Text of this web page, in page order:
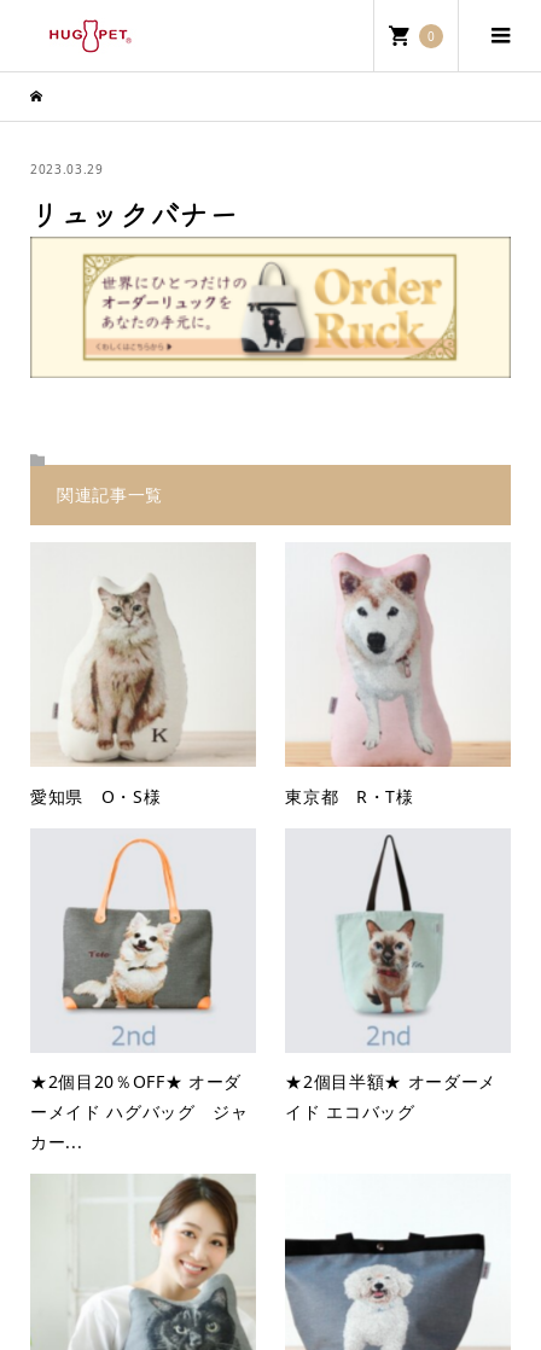
0
2023.03.29
リュックバナー
関連記事一覧
愛知県 O・S様 東京都 R・T様
★2個目20％OFF★ オーダ
ーメイド ハグバッグ ジャ
カー...
★2個目半額★ オーダーメ
イド エコバッグ